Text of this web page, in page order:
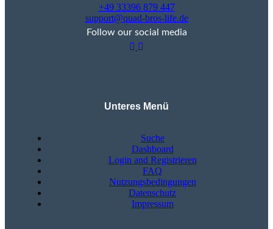
+49 33396 879 447
support@quad-bros-life.de
Follow our social media
Unteres Menü
Suche
Dashboard
Login and Registrieren
FAQ
Nutzungsbedingungen
Datenschutz
Impressum